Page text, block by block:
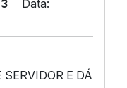
Data:
SERVIDOR E DÁ